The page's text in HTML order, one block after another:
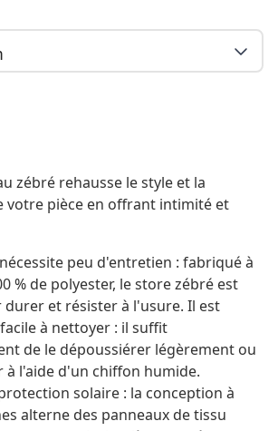
zébré rehausse le style et la
votre pièce en offrant intimité et
peu d'entretien : fabriqué à
% de polyester, le store zébré est
durer et résister à l'usure. Il est
à nettoyer : il suffit
de le dépoussiérer légèrement ou
à l'aide d'un chiffon humide.
solaire : la conception à
alterne des panneaux de tissu